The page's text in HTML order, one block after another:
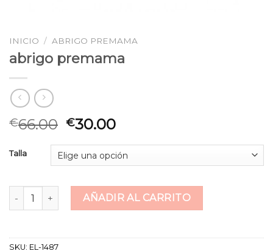
INICIO / ABRIGO PREMAMA
abrigo premama
€66.00 €30.00
Talla
abrigo premama cantidadAÑADIR AL CARRITO
SKU: EL-1487